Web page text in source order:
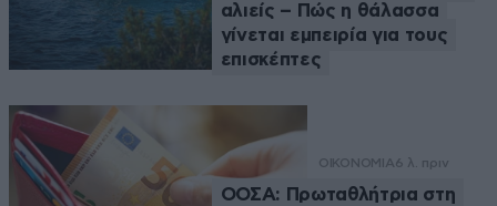
αλιείς – Πώς η θάλασσα
γίνεται εμπειρία για τους
επισκέπτες
ΟΙΚΟΝΟΜΙΑ6 λ. πριν
ΟΟΣΑ: Πρωταθλήτρια στη